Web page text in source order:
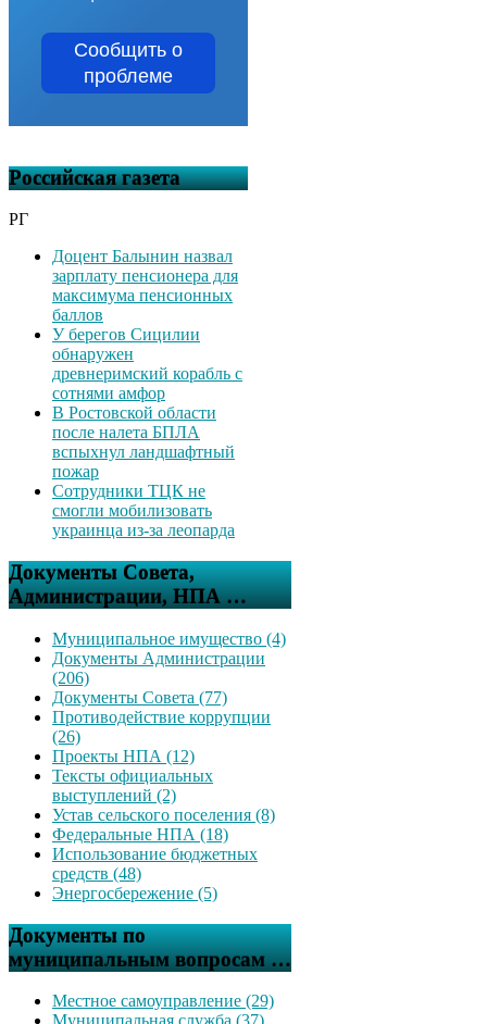
Сообщить о
проблеме
Российская газета
РГ
Доцент Балынин назвал
зарплату пенсионера для
максимума пенсионных
баллов
У берегов Сицилии
обнаружен
древнеримский корабль с
сотнями амфор
В Ростовской области
после налета БПЛА
вспыхнул ландшафтный
пожар
Сотрудники ТЦК не
смогли мобилизовать
украинца из-за леопарда
Документы Совета,
Администрации, НПА …
Муниципальное имущество (4)
Документы Администрации
(206)
Документы Совета (77)
Противодействие коррупции
(26)
Проекты НПА (12)
Тексты официальных
выступлений (2)
Устав сельского поселения (8)
Федеральные НПА (18)
Использование бюджетных
средств (48)
Энергосбережение (5)
Документы по
муниципальным вопросам …
Местное самоуправление (29)